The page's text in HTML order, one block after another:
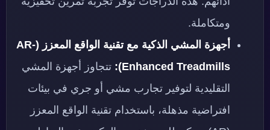
ومتكاملة.
أجهزة المشي الذكية مع تقنية الواقع المعزز (AR-
Enhanced Treadmills):
تتجاوز أجهزة المشي
التقليدية لتوفير تجارب مشي أو جري في بيئات
افتراضية مذهلة، باستخدام تقنية الواقع المعزز